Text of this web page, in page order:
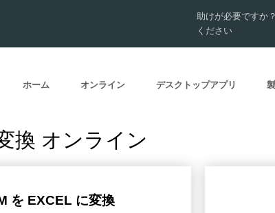
助けが必要ですか
ください
ホーム オンライン デスクトップアプリ
換 オンライン
を EXCEL に変換